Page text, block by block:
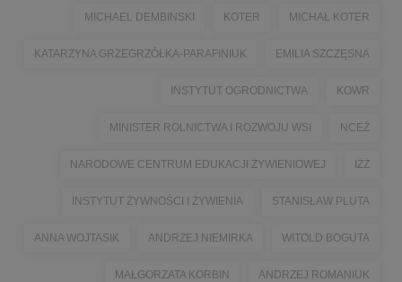
MICHAEL DEMBINSKI KOTER MICHAŁ KOTER
KATARZYNA GRZEGRZÓŁKA-PARAFINIUK EMILIA SZCZĘSNA
INSTYTUT OGRODNICTWA KOWR
MINISTER ROLNICTWA I ROZWOJU WSI NCEŻ
NARODOWE CENTRUM EDUKACJI ŻYWIENIOWEJ IŻŻ
INSTYTUT ŻYWNOŚCI I ŻYWIENIA STANISŁAW PLUTA
ANNA WOJTASIK ANDRZEJ NIEMIRKA WITOLD BOGUTA
MAŁGORZATA KORBIN ANDRZEJ ROMANIUK